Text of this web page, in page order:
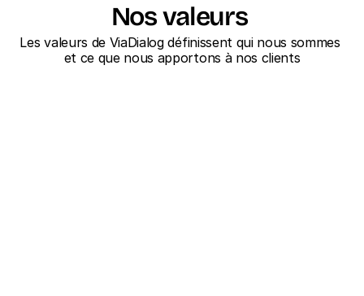
Nos valeurs
Les valeurs de ViaDialog définissent qui nous sommes
et ce que nous apportons à nos clients